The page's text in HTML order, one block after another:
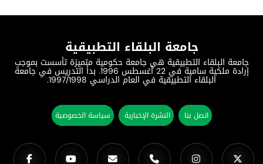
جامعة البلقاء التطبيقية
جامعة البلقاء التطبيقية هي جامعة حكومية متميزة تأسست بموجب
إرادة ملكية سامية في 22 أغسطس 1996. بدأ التدريس في جامعة
البلقاء التطبيقية في العام الدراسي 1997/1998.
اتصل بنا النشرة الإخبارية سياسة الخصوصية